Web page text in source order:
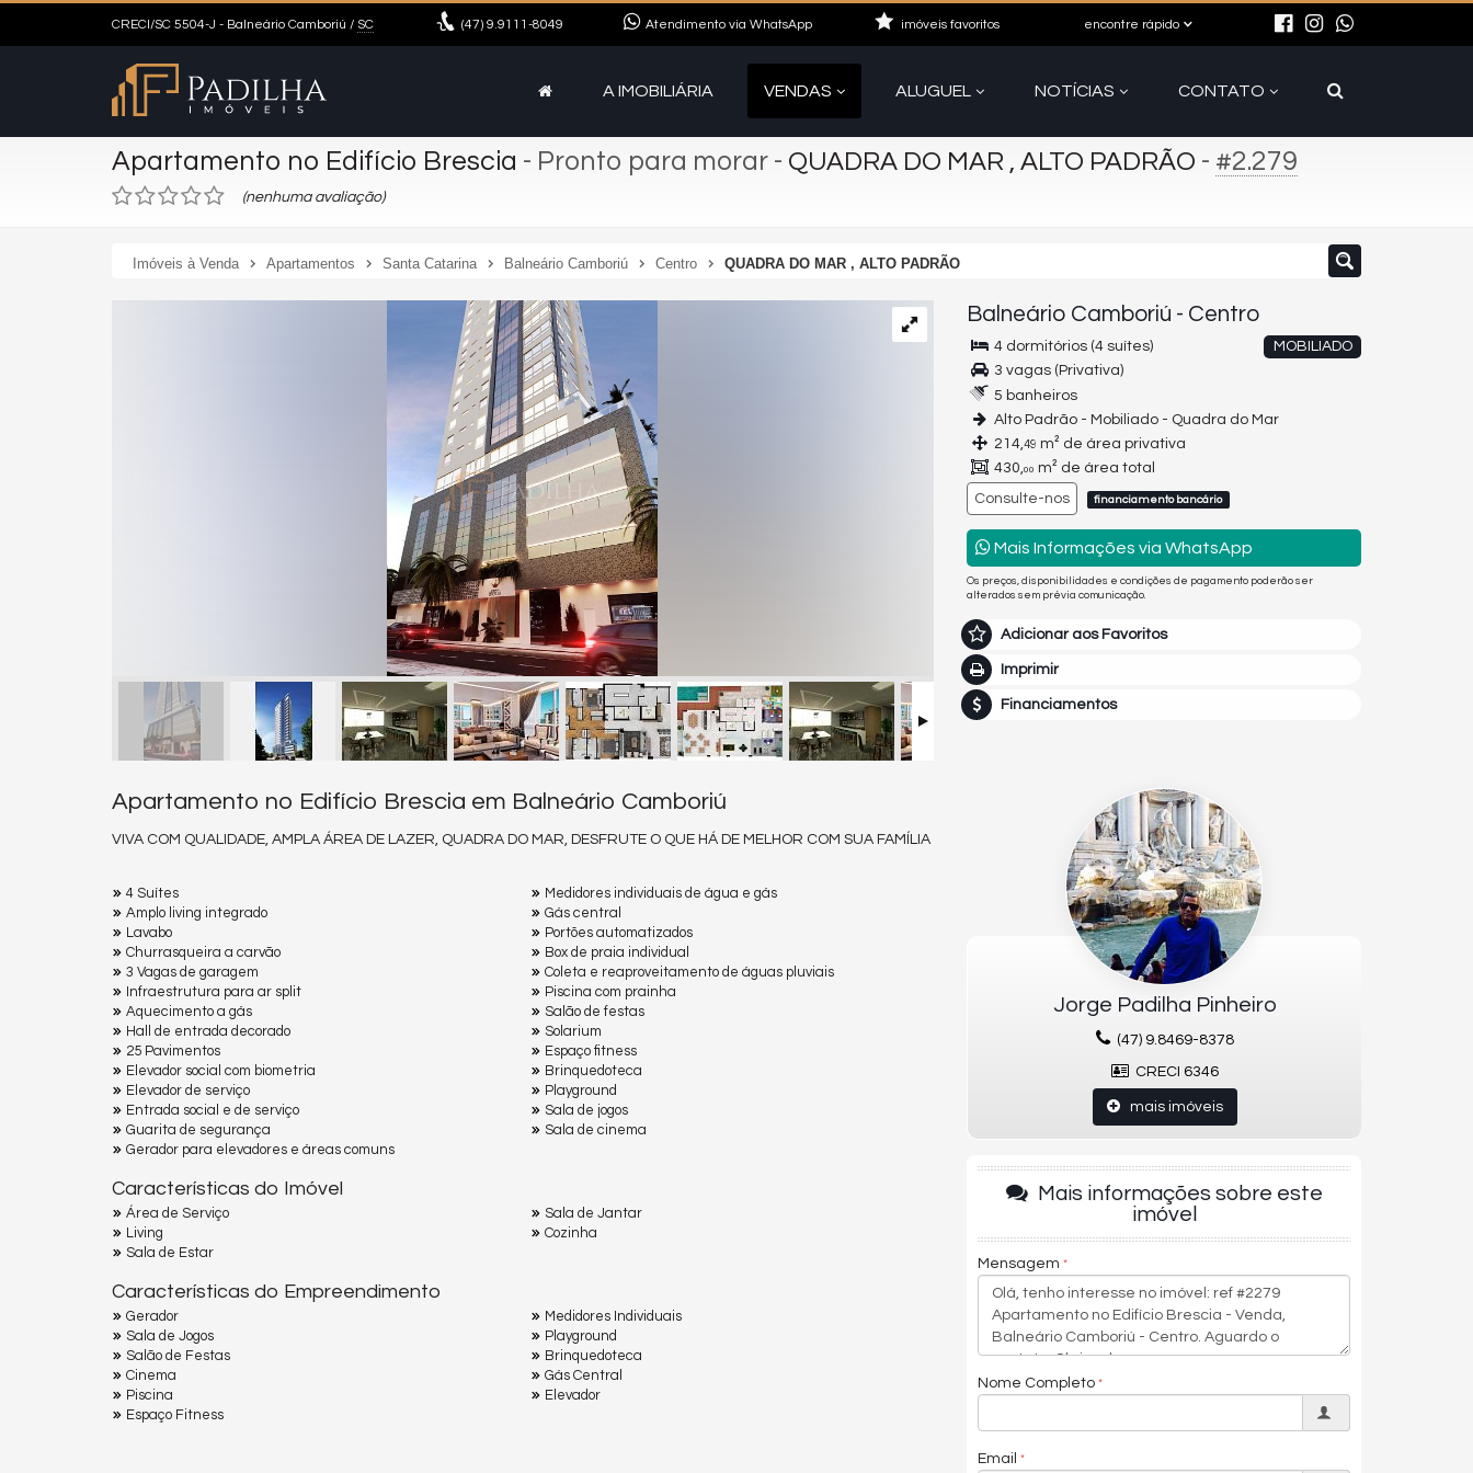
CRECI/SC 5504-J - Balneário Camboriú / SC (47) 9.9111-8049 Atendimento via WhatsApp encontre rápido
imóveis favoritos
A IMOBILIÁRIA VENDAS ALUGUEL NOTÍCIAS CONTATO
Apartamento no Edifício Brescia - Pronto para morar - QUADRA DO MAR , ALTO PADRÃO - #2.279
(nenhuma avaliação)
Imóveis à Venda Apartamentos Santa Catarina Balneário Camboriú Centro QUADRA DO MAR , ALTO PADRÃO
Balneário Camboriú - Centro
MOBILIADO
4 dormitórios (4 suítes)
3 vagas (Privativa)
5 banheiros
Alto Padrão - Mobiliado - Quadra do Mar
214,49 m² de área privativa
430,00 m² de área total
Consulte-nos
financiamento bancário
Mais Informações via WhatsApp
Os preços, disponibilidades e condições de pagamento poderão ser
alterados sem prévia comunicação.
Adicionar aos Favoritos
Imprimir
Financiamentos
Apartamento no Edifício Brescia em Balneário Camboriú
VIVA COM QUALIDADE, AMPLA ÁREA DE LAZER, QUADRA DO MAR, DESFRUTE O QUE HÁ DE MELHOR COM SUA FAMÍLIA
4 Suítes
Amplo living integrado
Lavabo
Churrasqueira a carvão
3 Vagas de garagem
Infraestrutura para ar split
Aquecimento a gás
Hall de entrada decorado
25 Pavimentos
Elevador social com biometria
Elevador de serviço
Entrada social e de serviço
Guarita de segurança
Gerador para elevadores e áreas comuns
Medidores individuais de água e gás
Gás central
Portões automatizados
Box de praia individual
Coleta e reaproveitamento de águas pluviais
Piscina com prainha
Salão de festas
Solarium
Espaço fitness
Brinquedoteca
Playground
Sala de jogos
Sala de cinema
Características do Imóvel
Área de Serviço
Living
Sala de Estar
Sala de Jantar
Cozinha
Características do Empreendimento
Gerador
Sala de Jogos
Salão de Festas
Cinema
Piscina
Espaço Fitness
Medidores Individuais
Playground
Brinquedoteca
Gás Central
Elevador
Jorge Padilha Pinheiro
(47) 9.8469-8378
CRECI 6346
mais imóveis
Mais informações sobre este
imóvel
Mensagem
Nome Completo
Email